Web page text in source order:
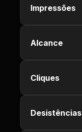
Impressões
Alcance
Cliques
Desistências